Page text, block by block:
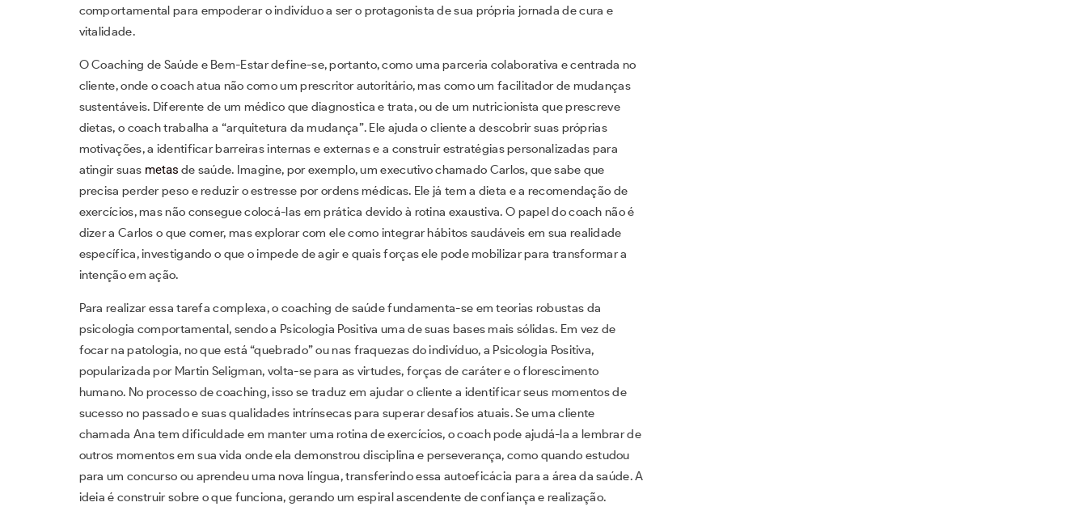
comportamental para empoderar o indivíduo a ser o protagonista de sua própria jornada de cura e
vitalidade.
O Coaching de Saúde e Bem-Estar define-se, portanto, como uma parceria colaborativa e centrada no
cliente, onde o coach atua não como um prescritor autoritário, mas como um facilitador de mudanças
sustentáveis. Diferente de um médico que diagnostica e trata, ou de um nutricionista que prescreve
dietas, o coach trabalha a “arquitetura da mudança”. Ele ajuda o cliente a descobrir suas próprias
motivações, a identificar barreiras internas e externas e a construir estratégias personalizadas para
atingir suas metas de saúde. Imagine, por exemplo, um executivo chamado Carlos, que sabe que
precisa perder peso e reduzir o estresse por ordens médicas. Ele já tem a dieta e a recomendação de
exercícios, mas não consegue colocá-las em prática devido à rotina exaustiva. O papel do coach não é
dizer a Carlos o que comer, mas explorar com ele como integrar hábitos saudáveis em sua realidade
específica, investigando o que o impede de agir e quais forças ele pode mobilizar para transformar a
intenção em ação.
Para realizar essa tarefa complexa, o coaching de saúde fundamenta-se em teorias robustas da
psicologia comportamental, sendo a Psicologia Positiva uma de suas bases mais sólidas. Em vez de
focar na patologia, no que está “quebrado” ou nas fraquezas do indivíduo, a Psicologia Positiva,
popularizada por Martin Seligman, volta-se para as virtudes, forças de caráter e o florescimento
humano. No processo de coaching, isso se traduz em ajudar o cliente a identificar seus momentos de
sucesso no passado e suas qualidades intrínsecas para superar desafios atuais. Se uma cliente
chamada Ana tem dificuldade em manter uma rotina de exercícios, o coach pode ajudá-la a lembrar de
outros momentos em sua vida onde ela demonstrou disciplina e perseverança, como quando estudou
para um concurso ou aprendeu uma nova língua, transferindo essa autoeficácia para a área da saúde. A
ideia é construir sobre o que funciona, gerando um espiral ascendente de confiança e realização.